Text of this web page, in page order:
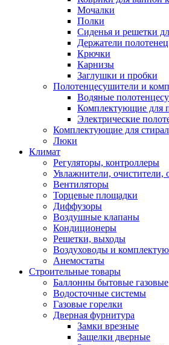
Мочалки
Полки
Сиденья и решетки
Держатели полотенец
Крючки
Карнизы
Заглушки и пробки
Полотенцесушители и
Водяные
Комплектующие для
Электрические
Комплектующие для
Люки
Климат
Регуляторы, контроллеры
Увлажнители, очистители,
Вентиляторы
Торцевые площадки
Диффузоры
Воздушные клапаны
Кондиционеры
Решетки, выходы
Воздуховоды и
Анемостаты
Строительные товары
Баллонны бытовые газовые
Водосточные системы
Газовые горелки
Дверная фурнитура
Замки врезные
Защелки дверные